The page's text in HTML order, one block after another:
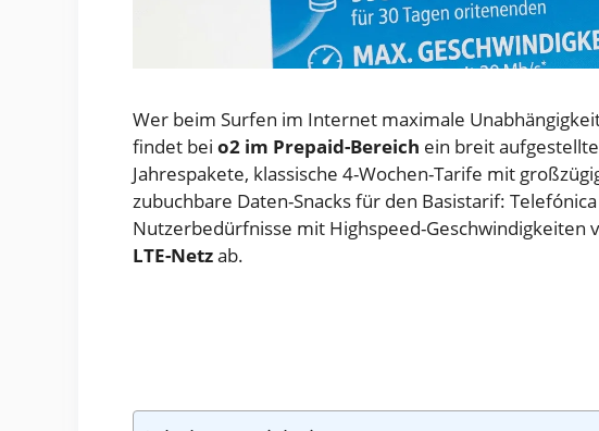
Wer beim Surfen im Internet maximale
findet bei o2 im Prepaid-Bereich ein breit
Jahrespakete, klassische 4-Wochen-Tarife mit
zubuchbare Daten-Snacks für den Basistarif:
Nutzerbedürfnisse mit Highspeed-Geschwindigkeiten
LTE-Netzab.